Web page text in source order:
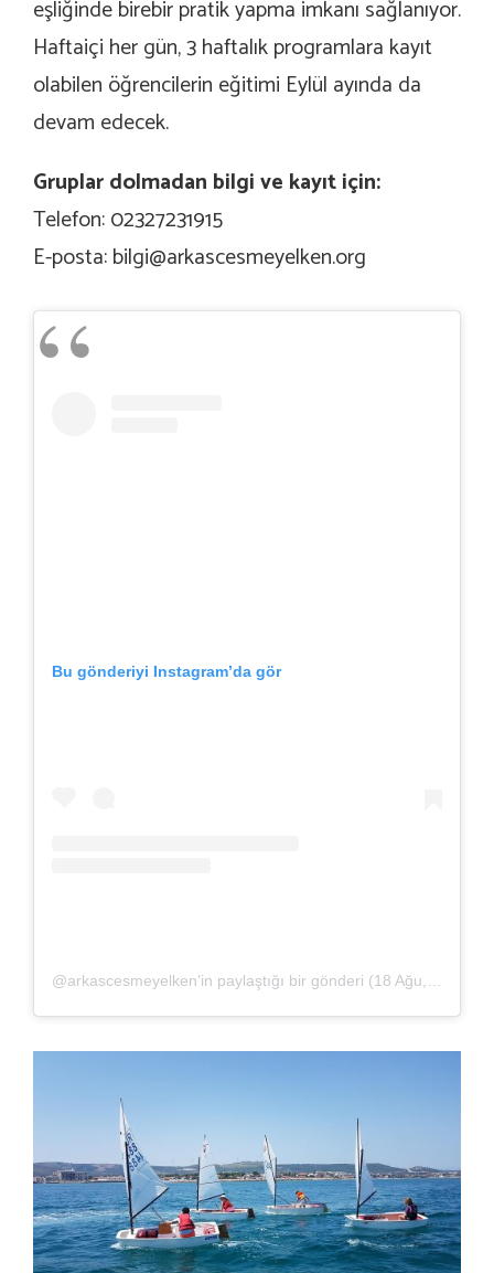
eşliğinde birebir pratik yapma imkanı sağlanıyor.
Haftaiçi her gün, 3 haftalık programlara kayıt
olabilen öğrencilerin eğitimi Eylül ayında da
devam edecek.
Gruplar dolmadan bilgi ve kayıt için:
Telefon: 02327231915
E-posta:bilgi@arkascesmeyelken.org
Bu gönderiyi Instagram’da gör
@arkascesmeyelken’in paylaştığı bir gönderi (18 Ağu, 2020, 12:48öö PDT